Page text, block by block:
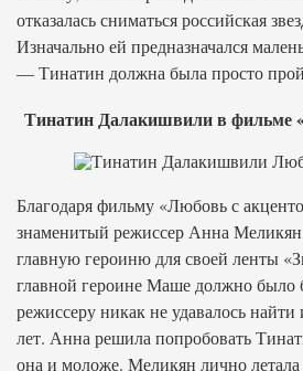
отказалась сниматься российская
Изначально ей предназначался
— Тинатин должна была просто
Тинатин Далакишвили в фильме
Благодаря фильму «Любовь с
знаменитый режиссер Анна
главную героиню для своей ленты
главной героине Маше должно было
режиссеру никак не удавалось
лет. Анна решила попробовать
она и моложе. Меликян лично